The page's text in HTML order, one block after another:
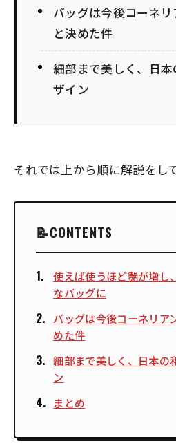
バッグは今後コーネ
と決めた件
細部まで美しく、日
ザイン
それでは上から順に解説をし
CONTENTS
使えば使うほど艶が増し
なバッグに
バッグは今後コーネリア
めた件
細部まで美しく、日本の
ン
まとめ